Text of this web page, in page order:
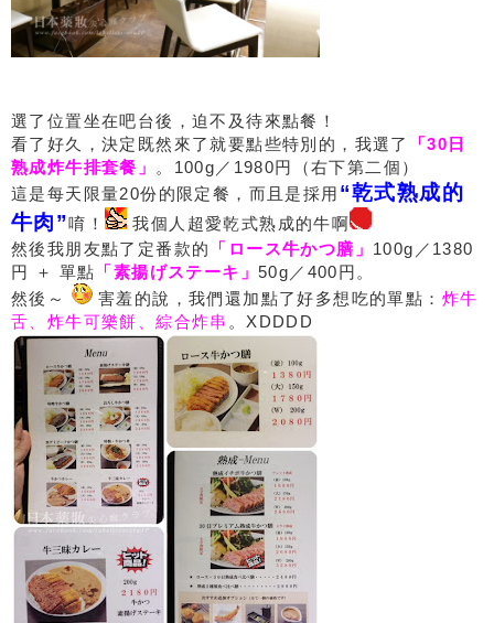
選了位置坐在吧台後，迫不及待來點餐！
看了好久，決定既然來了就要點些特別的，我選了
「30日
熟成炸牛排套餐」
。100g／1980円（右下第二個）
這是每天限量20份的限定餐，而且是採用 “乾式熟成的
牛肉”唷！
我個人超愛乾式熟成的牛啊
然後我朋友點了定番款的
「ロース牛かつ膳」 100g／1380
円 ＋ 單點 「素揚げステーキ」50g／400円。
然後～
害羞的說，我們還加點了好多想吃的單點： 炸牛
舌、炸牛可樂餅、綜合炸串 。XDDDD